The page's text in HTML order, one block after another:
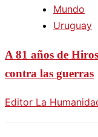
Mundo
Uruguay
A 81 años de
contra las guerras
Editor La